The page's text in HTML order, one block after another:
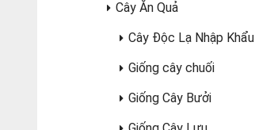
Cây Ăn Quả
Cây Độc Lạ Nhập Khẩu
Giống cây chuối
Giống Cây Bưởi